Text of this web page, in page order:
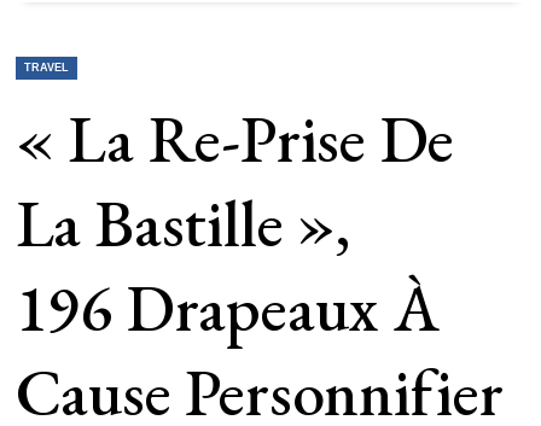
TRAVEL
« La Re-Prise De
La Bastille »,
196 Drapeaux À
Cause Personnifier